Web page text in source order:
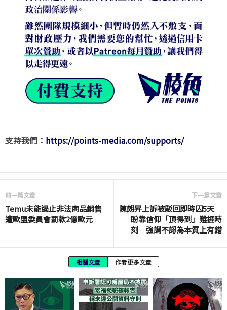
支持我們： https://points-media.com/supports/
前一篇文章
Temu未能遏止非法商品銷售
遭歐盟委員會罰款2億歐元
下一篇文章
陳朗昇上訴被駁回即時囚5天
盼靠信仰「頂得到」難捱時
刻 強調不認為本質上有錯
相關文章 作者更多文章